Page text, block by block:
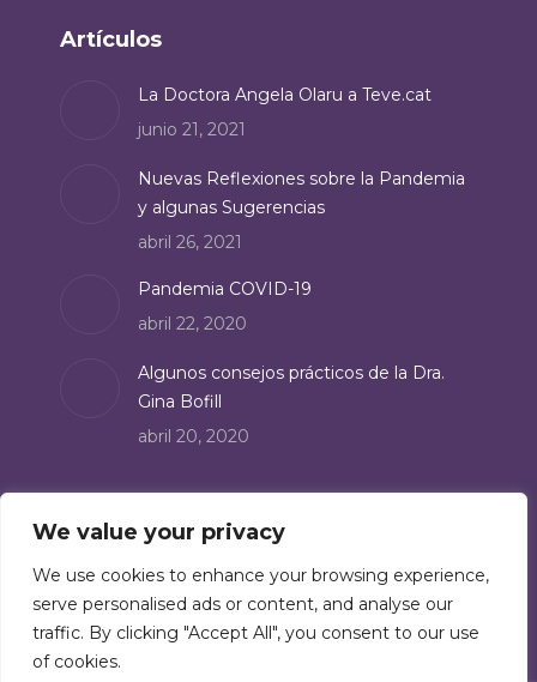
We value your privacy
We use cookies to enhance your browsing experience,
serve personalised ads or content, and analyse our
traffic. By clicking "Accept All", you consent to our use
of cookies.
opens
window
Artículos
La Doctora Angela Olaru a Teve.cat
junio 21, 2021
Nuevas Reflexiones sobre la Pandemia
y algunas Sugerencias
abril 26, 2021
Pandemia COVID-19
abril 22, 2020
Algunos consejos prácticos de la Dra.
Gina Bofill
abril 20, 2020
Suscríbete